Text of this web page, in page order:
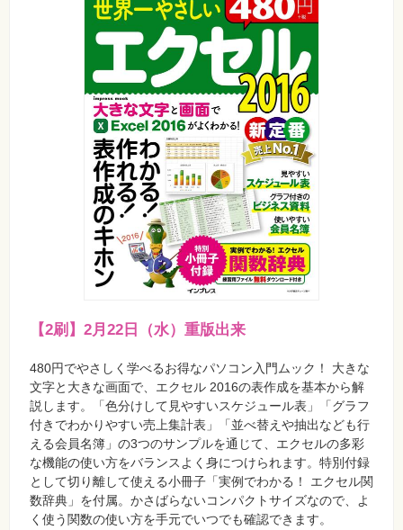
【2刷】2月22日（水）重版出来
480円でやさしく学べるお得なパソコン入門ムック！ 大きな
文字と大きな画面で、エクセル 2016の表作成を基本から解
説します。「色分けして見やすいスケジュール表」「グラフ
付きでわかりやすい売上集計表」「並べ替えや抽出なども行
える会員名簿」の3つのサンプルを通じて、エクセルの多彩
な機能の使い方をバランスよく身につけられます。特別付録
として切り離して使える小冊子「実例でわかる！ エクセル関
数辞典」を付属。かさばらないコンパクトサイズなので、よ
く使う関数の使い方を手元でいつでも確認できます。